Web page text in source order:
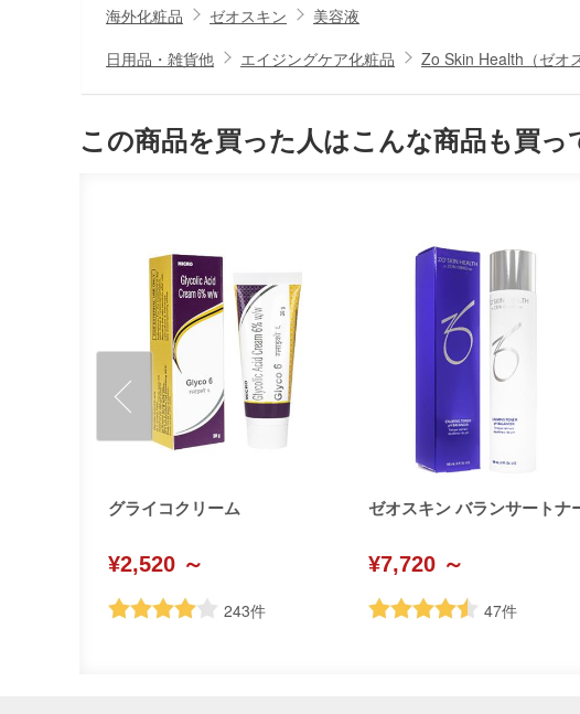
海外化粧品
ゼオスキン
美容液
日用品・雑貨他
エイジングケア化粧品 Zo Skin Health（ゼオ
この商品を買った人はこんな商品も買っ
グライコクリーム
¥2,520 ～
243件
ゼオスキン バランサートナ
¥7,720 ～
47件